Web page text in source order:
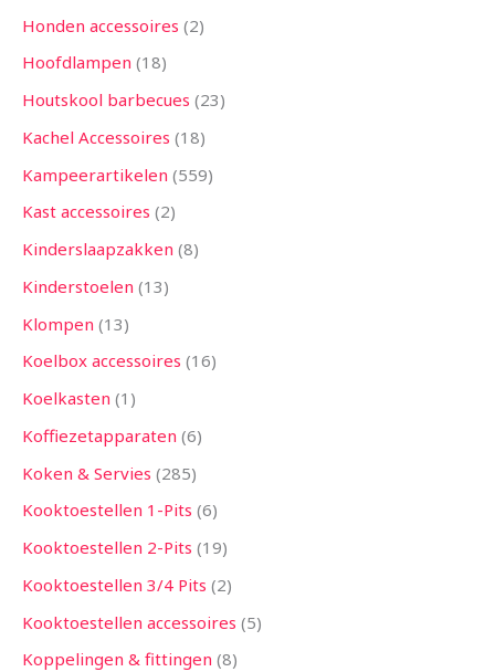
Honden accessoires 2
Hoofdlampen 18
Houtskool barbecues 23
Kachel Accessoires 18
Kampeerartikelen 559
Kast accessoires 2
Kinderslaapzakken 8
Kinderstoelen 13
Klompen 13
Koelbox accessoires 16
Koelkasten 1
Koffiezetapparaten 6
Koken & Servies 285
Kooktoestellen 1-Pits 6
Kooktoestellen 2-Pits 19
Kooktoestellen 3/4 Pits 2
Kooktoestellen accessoires 5
Koppelingen & fittingen 8